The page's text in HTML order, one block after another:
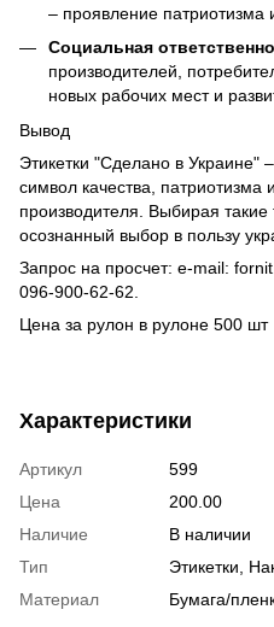
– проявление патриотизма
Социальная
производителей,
новых рабочих мест и
Вывод
Этикетки "Сделано в Украине"
символ качества, патриотизма
производителя. Выбирая
осознанный выбор в пользу
Запрос на просчет: e-mail:
096-900-62-62.
Цена за рулон в рулоне 500 шт
Характеристики
Артикул
599
Цена
200.00
Наличие
В наличии
Тип
Этикетки,
Материал
Бумага/